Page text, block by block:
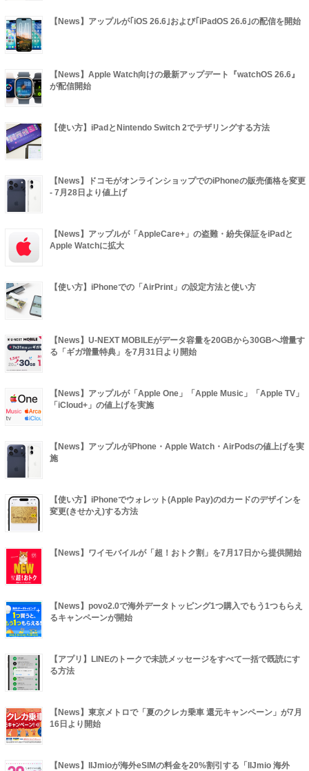
【News】アップルが｢iOS 26.6｣および｢iPadOS 26.6｣の配信を開始
【News】Apple Watch向けの最新アップデート『watchOS 26.6』
が配信開始
【使い方】iPadとNintendo Switch 2でテザリングする方法
【News】ドコモがオンラインショップでのiPhoneの販売価格を変更
- 7月28日より値上げ
【News】アップルが「AppleCare+」の盗難・紛失保証をiPadと
Apple Watchに拡大
【使い方】iPhoneでの「AirPrint」の設定方法と使い方
【News】U-NEXT MOBILEがデータ容量を20GBから30GBへ増量す
る「ギガ増量特典」を7月31日より開始
【News】アップルが「Apple One」「Apple Music」「Apple TV」
「iCloud+」の値上げを実施
【News】アップルがiPhone・Apple Watch・AirPodsの値上げを実
施
【使い方】iPhoneでウォレット(Apple Pay)のdカードのデザインを
変更(きせかえ)する方法
【News】ワイモバイルが「超！おトク割」を7月17日から提供開始
【News】povo2.0で海外データトッピング1つ購入でもう1つもらえ
るキャンペーンが開始
【アプリ】LINEのトークで未読メッセージをすべて一括で既読にす
る方法
【News】東京メトロで「夏のクレカ乗車 還元キャンペーン」が7月
16日より開始
【News】IIJmioが海外eSIMの料金を20%割引する「IIJmio 海外